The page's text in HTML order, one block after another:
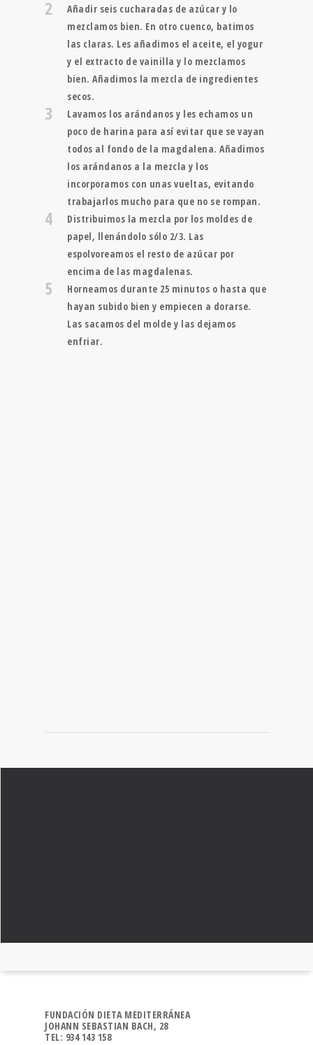
2
Añadir seis cucharadas de azúcar y lo
mezclamos bien. En otro cuenco, batimos
las claras. Les añadimos el aceite, el yogur
y el extracto de vainilla y lo mezclamos
bien. Añadimos la mezcla de ingredientes
secos.
3
Lavamos los arándanos y les echamos un
poco de harina para así evitar que se vayan
todos al fondo de la magdalena. Añadimos
los arándanos a la mezcla y los
incorporamos con unas vueltas, evitando
trabajarlos mucho para que no se rompan.
4
Distribuimos la mezcla por los moldes de
papel, llenándolo sólo 2/3. Las
espolvoreamos el resto de azúcar por
encima de las magdalenas.
5
Horneamos durante 25 minutos o hasta que
hayan subido bien y empiecen a dorarse.
Las sacamos del molde y las dejamos
enfriar.
FUNDACIÓN DIETA MEDITERRÁNEA
JOHANN SEBASTIAN BACH, 28
TEL: 934 143 158